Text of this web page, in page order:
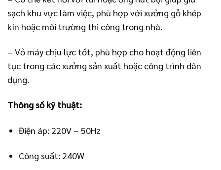
sạch khu vực làm việc, phù hợp với xưởng gỗ khép
kín hoặc môi trường thi công trong nhà.
– Vỏ máy chịu lực tốt, phù hợp cho hoạt động liên
tục trong các xưởng sản xuất hoặc công trình dân
dụng.
Thông số kỹ thuật:
Điện áp: 220V – 50Hz
Công suất: 240W